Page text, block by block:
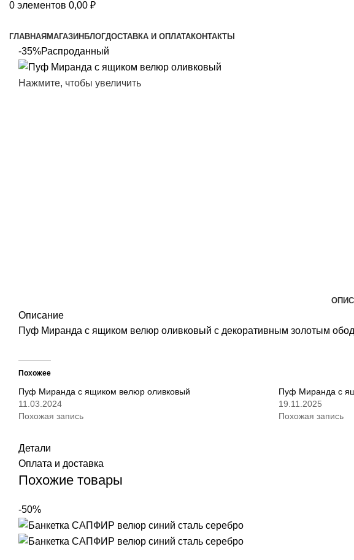
0 элементов 0,00 ₽
ГЛАВНАЯМАГАЗИНБЛОГДОСТАВКА И ОПЛАТАКОНТАКТЫ
-35%Распроданный
Нажмите, чтобы увеличить
Описание
Пуф Миранда с ящиком велюр оливковый с декоративным золотым
Похожее
Пуф Миранда с ящиком велюр оливковый
11.03.2024
Похожая запись
Пуф Миранда с
19.11.2025
Похожая запись
Детали
Оплата и доставка
Похожие товары
-50%